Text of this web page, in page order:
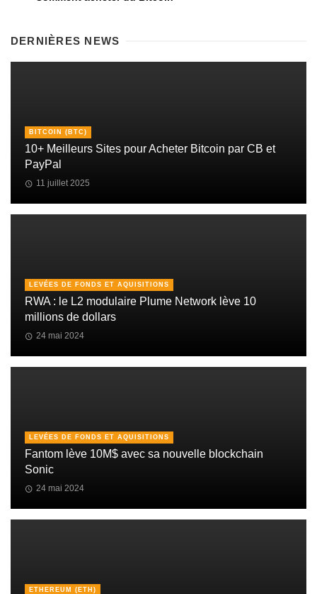
DERNIÈRES NEWS
BITCOIN (BTC)
10+ Meilleurs Sites pour Acheter Bitcoin par CB et
PayPal
11 juillet 2025
LEVÉES DE FONDS ET AQUISITIONS
RWA : le L2 modulaire Plume Network lève 10
millions de dollars
24 mai 2024
LEVÉES DE FONDS ET AQUISITIONS
Fantom lève 10M$ avec sa nouvelle blockchain
Sonic
24 mai 2024
ETHEREUM (ETH)